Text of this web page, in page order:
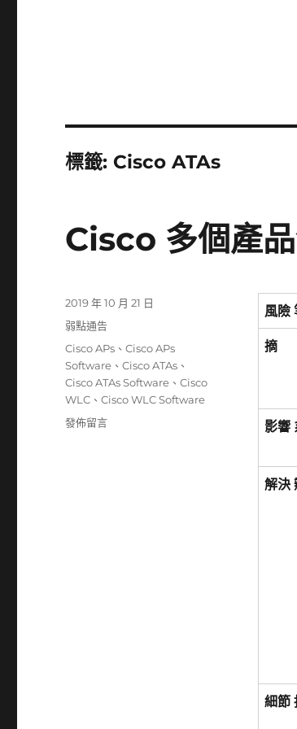
標籤: Cisco ATAs
Cisco 多個產
風險
摘
影響
解決
細節
發
佈
期:
2019 年 10 月 21 日
分
類
弱點通告
標
籤
Cisco APs 、Cisco APs
Software 、Cisco ATAs 、
Cisco ATAs Software 、Cisco
WLC 、Cisco WLC Software
在
發佈留言